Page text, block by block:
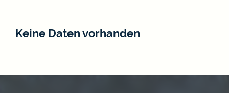
Keine Daten vorhanden